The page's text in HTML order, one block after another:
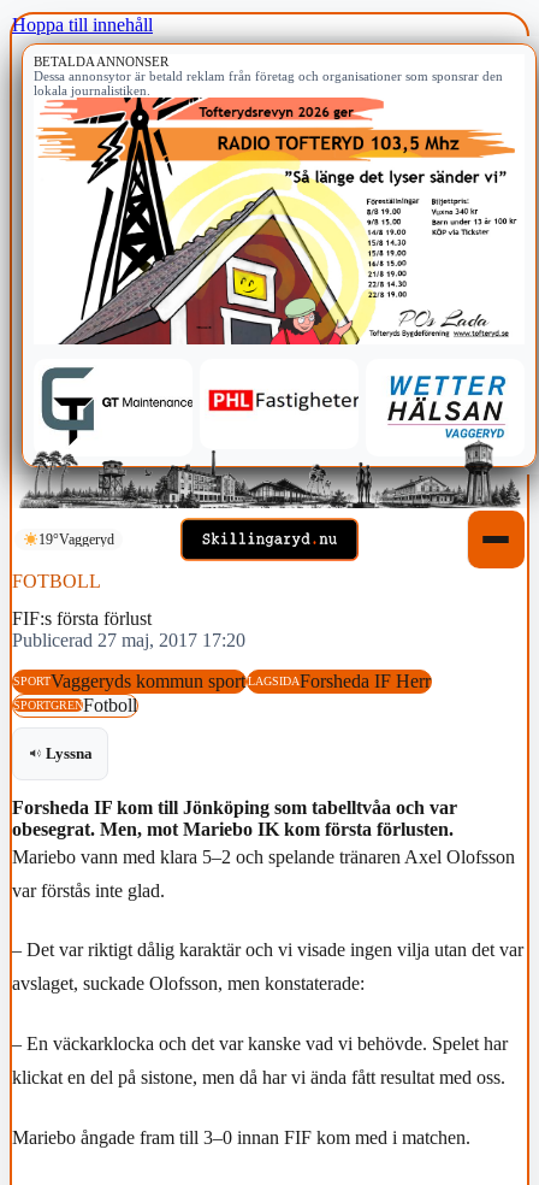
Hoppa till innehåll
BETALDA ANNONSER
Dessa annonsytor är betald reklam från företag och organisationer som sponsrar den
lokala journalistiken.
19°Vaggeryd
FOTBOLL
FIF:s första förlust
Publicerad 27 maj, 2017 17:20
SPORTVaggeryds kommun sportLAGSIDAForsheda IF Herr
SPORTGRENFotboll
Lyssna
Forsheda IF kom till Jönköping som tabelltvåa och var
obesegrat. Men, mot Mariebo IK kom första förlusten.
Mariebo vann med klara 5–2 och spelande tränaren Axel Olofsson
var förstås inte glad.
– Det var riktigt dålig karaktär och vi visade ingen vilja utan det var
avslaget, suckade Olofsson, men konstaterade:
– En väckarklocka och det var kanske vad vi behövde. Spelet har
klickat en del på sistone, men då har vi ända fått resultat med oss.
Mariebo ångade fram till 3–0 innan FIF kom med i matchen.